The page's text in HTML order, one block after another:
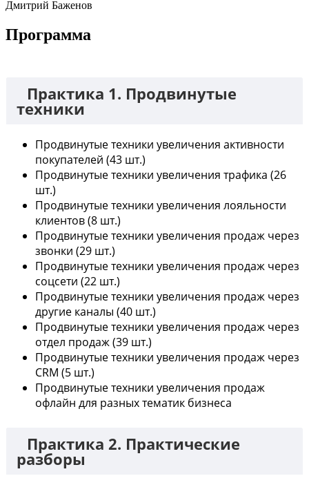
Дмитрий Баженов
Программа
Практика 1. Продвинутые
техники
Продвинутые техники увеличения активности
покупателей (43 шт.)
Продвинутые техники увеличения трафика (26
шт.)
Продвинутые техники увеличения лояльности
клиентов (8 шт.)
Продвинутые техники увеличения продаж через
звонки (29 шт.)
Продвинутые техники увеличения продаж через
соцсети (22 шт.)
Продвинутые техники увеличения продаж через
другие каналы (40 шт.)
Продвинутые техники увеличения продаж через
отдел продаж (39 шт.)
Продвинутые техники увеличения продаж через
CRM (5 шт.)
Продвинутые техники увеличения продаж
офлайн для разных тематик бизнеса
Практика 2. Практические
разборы